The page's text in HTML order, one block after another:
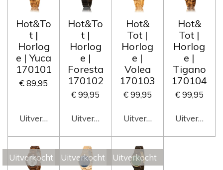
Hot&To
t |
Horlog
e | Yuca
170101
€ 89,95
Uitverkocht
Hot&To
t |
Horlog
e |
Foresta
170102
€ 99,95
Uitverkocht
Hot&
Tot |
Horlog
e |
Volea
170103
€ 99,95
Uitverkocht
Hot&
Tot |
Horlog
e |
Tigano
170104
€ 99,95
Uitverkocht
Uitverkocht Uitverkocht Uitverkocht